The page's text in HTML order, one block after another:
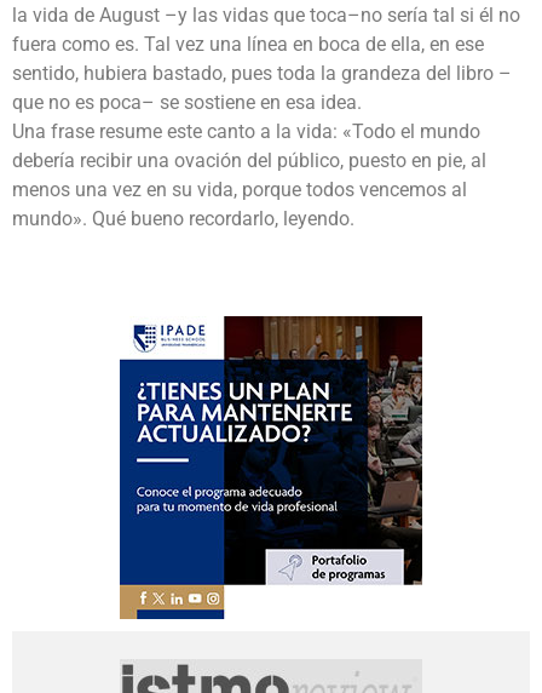
la vida de August –y las vidas que toca–no sería tal si él no
fuera como es. Tal vez una línea en boca de ella, en ese
sentido, hubiera bastado, pues toda la grandeza del libro –
que no es poca– se sostiene en esa idea.
Una frase resume este canto a la vida: «Todo el mundo
debería recibir una ovación del público, puesto en pie, al
menos una vez en su vida, porque todos vencemos al
mundo». Qué bueno recordarlo, leyendo.